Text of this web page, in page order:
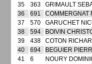
35
363
GRIMAULT
36
691
COMMERGNAT
37
570
GARUCHET
38
594
BOIVIN
39
438
COTON
40
694
BEGUIER
41
6
NOURY